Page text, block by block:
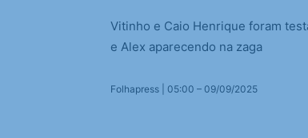
Vitinho e Caio Henrique foram
e Alex aparecendo na zaga
Folhapress | 05:00 – 09/09/2025